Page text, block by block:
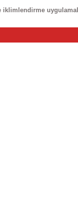
iklimlendirme